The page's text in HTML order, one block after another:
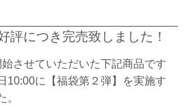
評につき完売致しました！
させていただいた下記商品です
10:00に【福袋第２弾】を実施す
。